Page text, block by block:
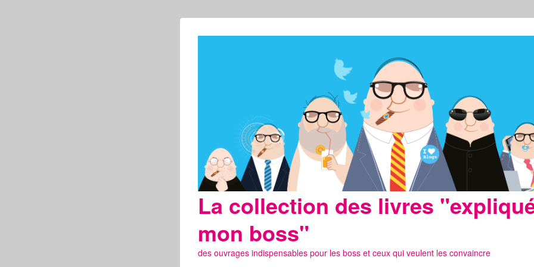
La collection des livres
mon boss"
des ouvrages indispensables pour les boss et ceux qui veulent les convaincre